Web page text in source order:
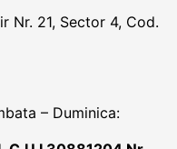
Nr. 21, Sector 4, Cod.
– Duminica: